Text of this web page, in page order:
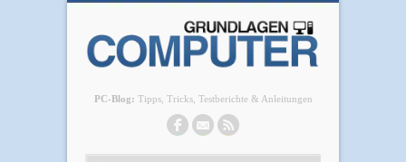
PC-Blog: Tipps, Tricks, Testberichte & Anleitungen